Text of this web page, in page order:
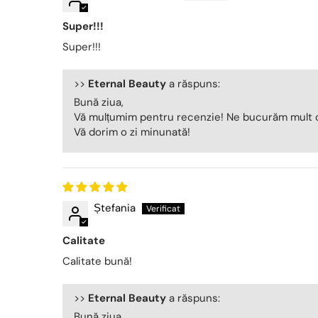
Super!!!
Super!!!
>> Eternal Beauty a răspuns:
Bună ziua,
Vă mulțumim pentru recenzie! Ne bucurăm mult
Vă dorim o zi minunată!
Ștefania
Calitate
Calitate bună!
>> Eternal Beauty a răspuns: